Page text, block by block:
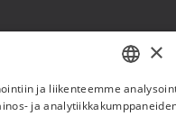
×
ja liikenteemme
ja